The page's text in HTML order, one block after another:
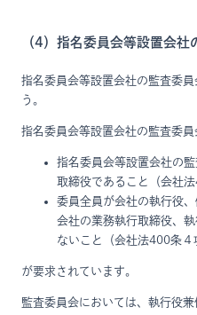
（4）指名委員会等設置会社
指名委員会等設置会社の監査委
う。
指名委員会等設置会社の監査委員
指名委員会等設置会社の
取締役であること（会社法
委員全員が会社の執行役
会社の業務執行取締役、
ないこと（会社法400条４
が要求されています。
監査委員会においては、執行役